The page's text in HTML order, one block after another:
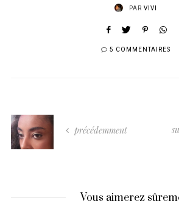
PAR VIVI
5 COMMENTAIRES
précédemment
Vous aimerez